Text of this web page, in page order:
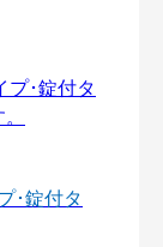
･錠付タ